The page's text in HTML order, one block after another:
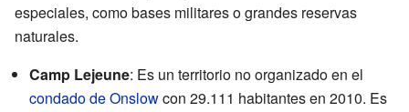
especiales, como bases militares o grandes reservas
naturales.
Camp Lejeune: Es un territorio no organizado en el
condado de Onslowcon 29.111 habitantes en 2010. Es